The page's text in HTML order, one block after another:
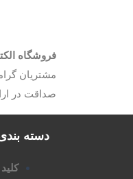
فروشگاه
مشتریان
صداقت در
دسته